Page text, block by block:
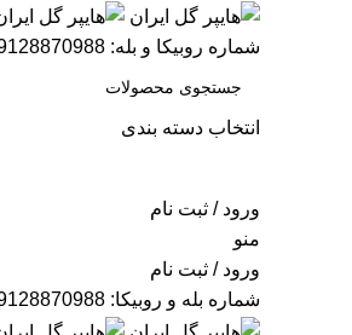
شماره روبیکا و بله: 09128870988
انتخاب دسته بندی
ورود / ثبت نام
منو
ورود / ثبت نام
شماره بله و روبیکا: 09128870988